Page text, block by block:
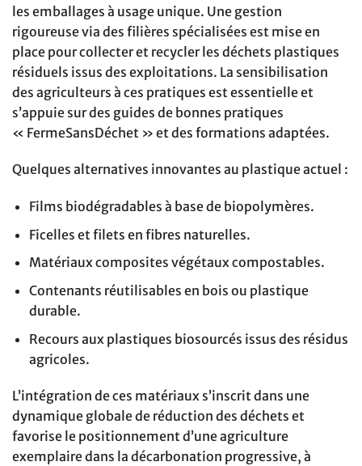
les emballages à usage unique. Une gestion
rigoureuse via des filières spécialisées est mise en
place pour collecter et recycler les déchets plastiques
résiduels issus des exploitations. La sensibilisation
des agriculteurs à ces pratiques est essentielle et
s’appuie sur des guides de bonnes pratiques
« FermeSansDéchet » et des formations adaptées.
Quelques alternatives innovantes au plastique actuel :
Films biodégradables à base de biopolymères.
Ficelles et filets en fibres naturelles.
Matériaux composites végétaux compostables.
Contenants réutilisables en bois ou plastique
durable.
Recours aux plastiques biosourcés issus des résidus
agricoles.
L’intégration de ces matériaux s’inscrit dans une
dynamique globale de réduction des déchets et
favorise le positionnement d’une agriculture
exemplaire dans la décarbonation progressive, à